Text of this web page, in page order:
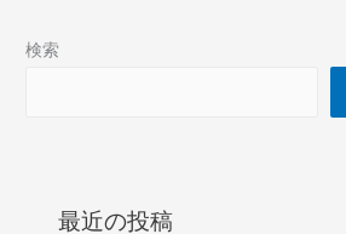
検索
最近の投稿